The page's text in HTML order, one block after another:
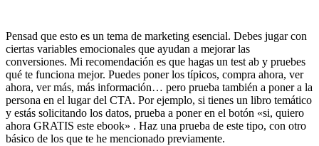
Pensad que esto es un tema de marketing esencial. Debes jugar con
ciertas variables emocionales que ayudan a mejorar las
conversiones. Mi recomendación es que hagas un test ab y pruebes
qué te funciona mejor. Puedes poner los típicos, compra ahora, ver
ahora, ver más, más información… pero prueba también a poner a la
persona en el lugar del CTA. Por ejemplo, si tienes un libro temático
y estás solicitando los datos, prueba a poner en el botón «si, quiero
ahora GRATIS este ebook» . Haz una prueba de este tipo, con otro
básico de los que te he mencionado previamente.